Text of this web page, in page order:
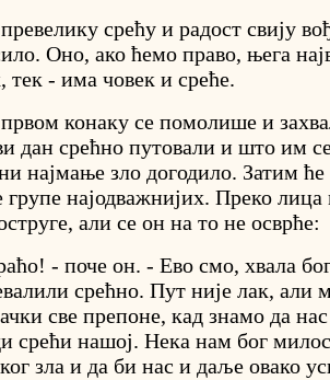
срећу и радост свију
Оно, ако ћемо право, њега
тек - има човек и среће.
конаку се помолише и
дан срећно путовали и што им
најмање зло догодило. Затим ће
групе најодважнијих. Преко
али се он на то не осврће:
- поче он. - Ево смо, хвала
срећно. Пут није лак, али
све препоне, кад знамо да
срећи нашој. Нека нам бог
зла и да би нас и даље овако